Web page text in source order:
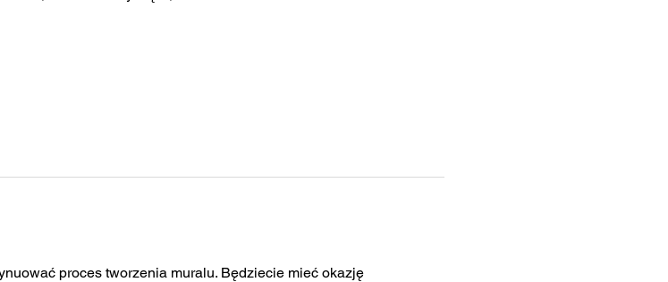
proces tworzenia muralu. Będziecie mieć okazję